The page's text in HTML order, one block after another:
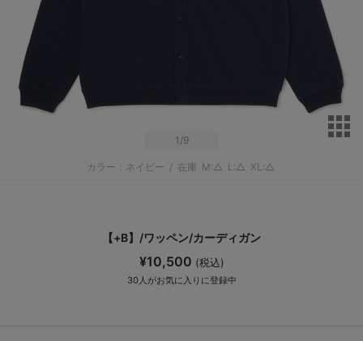
1 /9
カラー：ネイビー / 在庫 M:△ L:△ XL:△
【+B】/ワッペン/カーディガン
¥10,500 (税込)
30 人がお気に入りに登録中